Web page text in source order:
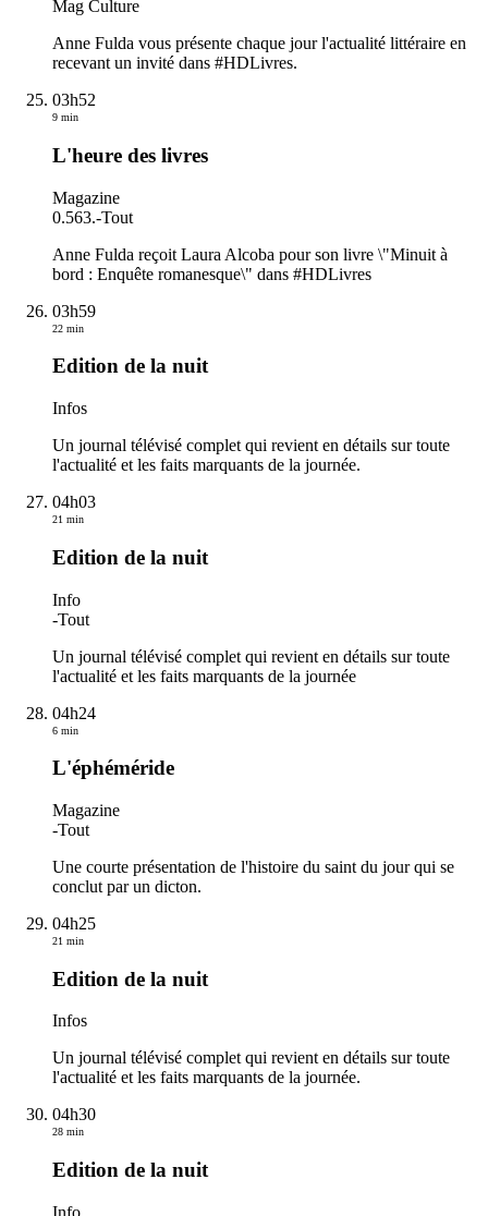
Mag Culture
Anne Fulda vous présente chaque jour l'actualité littéraire en
recevant un invité dans #HDLivres.
03h52
9 min
L'heure des livres
Magazine
0.563.-Tout
Anne Fulda reçoit Laura Alcoba pour son livre \"Minuit à
bord : Enquête romanesque\" dans #HDLivres
03h59
22 min
Edition de la nuit
Infos
Un journal télévisé complet qui revient en détails sur toute
l'actualité et les faits marquants de la journée.
04h03
21 min
Edition de la nuit
Info
-Tout
Un journal télévisé complet qui revient en détails sur toute
l'actualité et les faits marquants de la journée
04h24
6 min
L'éphéméride
Magazine
-Tout
Une courte présentation de l'histoire du saint du jour qui se
conclut par un dicton.
04h25
21 min
Edition de la nuit
Infos
Un journal télévisé complet qui revient en détails sur toute
l'actualité et les faits marquants de la journée.
04h30
28 min
Edition de la nuit
Info